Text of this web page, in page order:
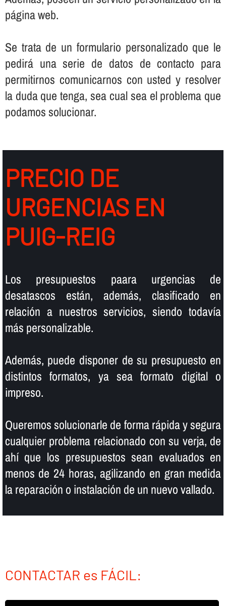
página web.
Se trata de un formulario personalizado que le
pedirá una serie de datos de contacto para
permitirnos comunicarnos con usted y resolver
la duda que tenga, sea cual sea el problema que
podamos solucionar.
PRECIO DE
URGENCIAS EN
PUIG-REIG
Los presupuestos paara urgencias de
desatascos están, además, clasificado en
relación a nuestros servicios, siendo todaví­a
más personalizable.
Además, puede disponer de su presupuesto en
distintos formatos, ya sea formato digital o
impreso.
Queremos solucionarle de forma rápida y segura
cualquier problema relacionado con su verja, de
ahí­ que los presupuestos sean evaluados en
menos de 24 horas, agilizando en gran medida
la reparación o instalación de un nuevo vallado.
CONTACTAR es FÁCIL: